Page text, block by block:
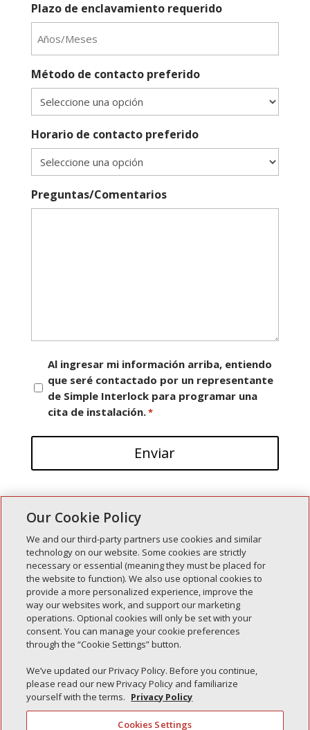
Plazo de enclavamiento requerido
Método de contacto preferido
Horario de contacto preferido
Preguntas/Comentarios
Consentimiento
Al ingresar mi información arriba, entiendo
que seré contactado por un representante
de Simple Interlock para programar una
cita de instalación.*
Entradas recientes
Simple Interlock de Walla Walla
Enclavamiento simple de Morton
Simple Interlock de Carol Stream
Simple Interlock de Waukegan
Simple Interlock de Texarkana
Our Cookie Policy
We and our third-party partners use cookies and similar
technology on our website. Some cookies are strictly
necessary or essential (meaning they must be placed for
the website to function). We also use optional cookies to
provide a more personalized experience, improve the
way our websites work, and support our marketing
operations. Optional cookies will only be set with your
consent. You can manage your cookie preferences
through the “Cookie Settings” button.
We’ve updated our Privacy Policy. Before you continue,
please read our new Privacy Policy and familiarize
yourself with the terms. Privacy Policy
Cookies Settings